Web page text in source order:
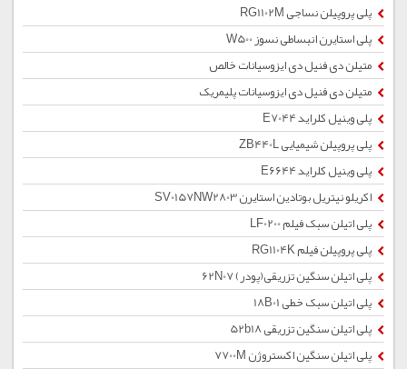
پلی پروپیلن نساجی RG1102M
پلی استایرن انبساطی نسوز W500
متیلن دی فنیل دی ایزوسیانات خالص
متیلن دی فنیل دی ایزوسیانات پلیمریک
پلی وینیل کلراید E7044
پلی پروپیلن شیمیایی ZB440L
پلی وینیل کلراید E6644
اکریلو نیتریل بوتادین استایرن SV0157NW2803
پلی اتیلن سبک فیلم LF0200
پلی پروپیلن فیلم RG1104K
پلی اتیلن سنگین تزریقی(پودر) 62N07
پلی اتیلن سبک خطی 18B01
پلی اتیلن سنگین تزریقی 52b18
پلی اتیلن سنگین اکستروژن 7700M